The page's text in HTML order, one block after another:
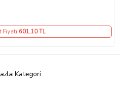
Fiyatı 601,10 TL
Kategori